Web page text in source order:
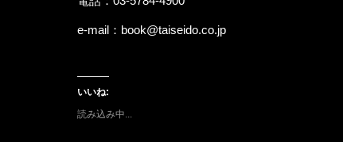
e-mail： book@taiseido.co.jp
いいね:
読み込み中...